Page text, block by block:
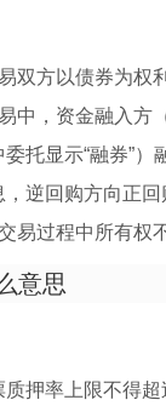
双方以债券为权
中，资金融入方
托显示“融券”
逆回购方向正回
易过程中所有权
意思
押率上限不得